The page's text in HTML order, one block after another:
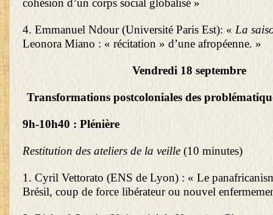
4. Emmanuel Ndour (Université Paris Est): « La
Leonora Miano : « récitation » d’une afropéenne. »
Vendredi 18 septembre
Transformations postcoloniales des
9h-10h40 : Plénière
Restitution des ateliers de la veille (10 minutes)
1. Cyril Vettorato (ENS de Lyon) : « Le
Brésil, coup de force libérateur ou nouvel